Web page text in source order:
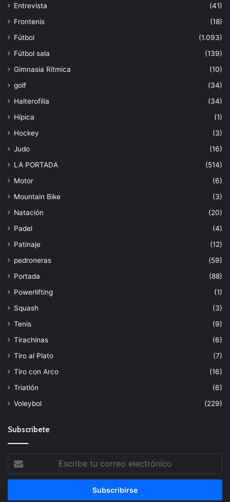
Entrevista
(41)
Frontenis
(18)
Fútbol
(1.093)
Fútbol sala
(139)
Gimnasia Rítmica
(10)
golf
(34)
Halterofilia
(34)
Hípica
(1)
Hockey
(3)
Judo
(16)
LA PORTADA
(514)
Motor
(6)
Mountain Bike
(3)
Natación
(20)
Padel
(4)
Patinaje
(12)
pedroneras
(59)
Portada
(88)
Powerlifting
(1)
Squash
(3)
Tenis
(9)
Tirachinas
(6)
Tiro al Plato
(7)
Tiro con Arco
(16)
Triatlón
(6)
Voleybol
(229)
Subscribete
tu
correo